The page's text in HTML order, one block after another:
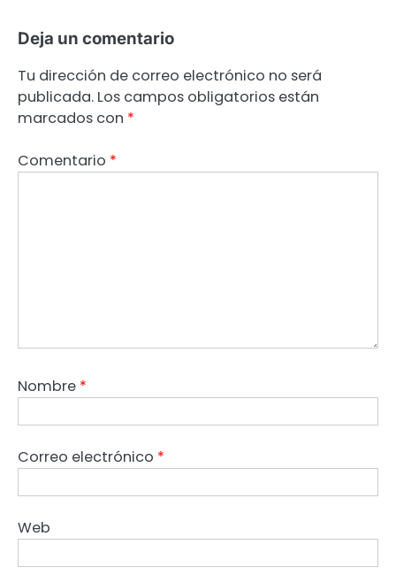
Deja un comentario
Tu dirección de correo electrónico no será
publicada. Los campos obligatorios están
marcados con *
Comentario *
Nombre *
Correo electrónico *
Web